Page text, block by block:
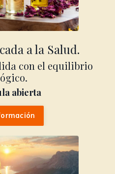
a la Salud.
con el equilibrio
abierta